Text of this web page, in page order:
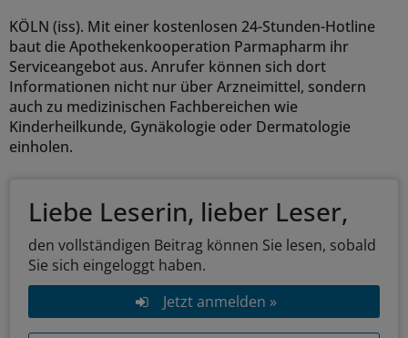
KÖLN (iss). Mit einer kostenlosen 24-Stunden-Hotline
baut die Apothekenkooperation Parmapharm ihr
Serviceangebot aus. Anrufer können sich dort
Informationen nicht nur über Arzneimittel, sondern
auch zu medizinischen Fachbereichen wie
Kinderheilkunde, Gynäkologie oder Dermatologie
einholen.
Liebe Leserin, lieber Leser,
den vollständigen Beitrag können Sie lesen, sobald
Sie sich eingeloggt haben.
Jetzt anmelden »